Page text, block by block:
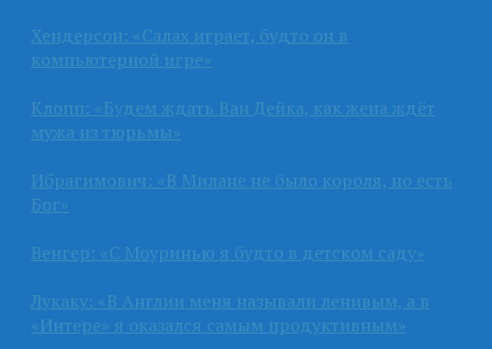
Хендерсон: «Салах играет, будто он в
компьютерной игре»
Клопп: «Будем ждать Ван Дейка, как жена ждёт
мужа из тюрьмы»
Ибрагимович: «В Милане не было короля, но есть
Бог»
Венгер: «С Моуринью я будто в детском саду»
Лукаку: «В Англии меня называли ленивым, а в
«Интере» я оказался самым продуктивным»